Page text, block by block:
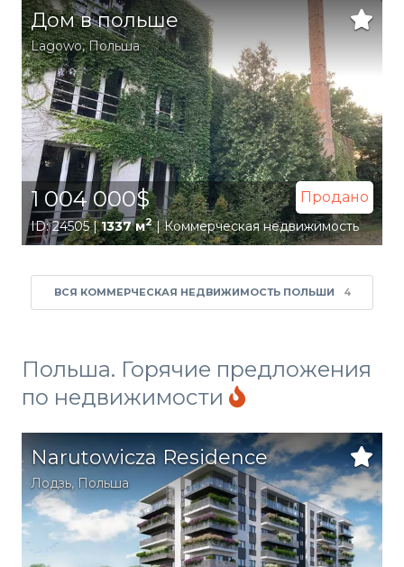
Дом в польше
Lagowo,Польша
1 004 000$ Продано
ID: 24505 |1337 м2| Коммерческая недвижимость
ВСЯ КОММЕРЧЕСКАЯ НЕДВИЖИМОСТЬ ПОЛЬШИ 4
Польша. Горячие предложения
по недвижимости
Narutowicza Residence
Лодзь, Польша